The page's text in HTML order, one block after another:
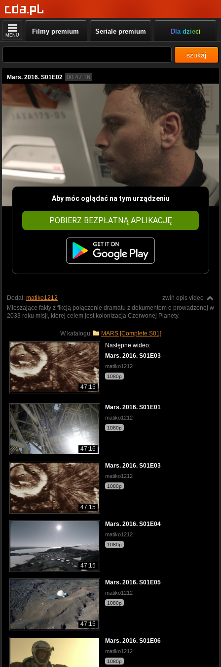
MENU Filmy premium Seriale premium Dla dzieci
szukaj
Mars. 2016. S01E02 00:47:16
Aby móc oglądać na tym urządzeniu
POBIERZ BEZPŁATNĄ APLIKACJĘ
zwiń opis video
Dodał: matiko1212
Mieszające fakty z fikcją połączenie dramatu z dokumentem o prowadzonej w
2033 roku misji, której celem jest kolonizacja Czerwonej Planety.
W katalogu: MARS [Complete S01]
47:15
Następne wideo:
Mars. 2016. S01E03
matiko1212
1080p
47:16
Mars. 2016. S01E01
matiko1212
1080p
47:15
Mars. 2016. S01E03
matiko1212
1080p
47:15
Mars. 2016. S01E04
matiko1212
1080p
47:15
Mars. 2016. S01E05
matiko1212
1080p
Mars. 2016. S01E06
matiko1212
1080p